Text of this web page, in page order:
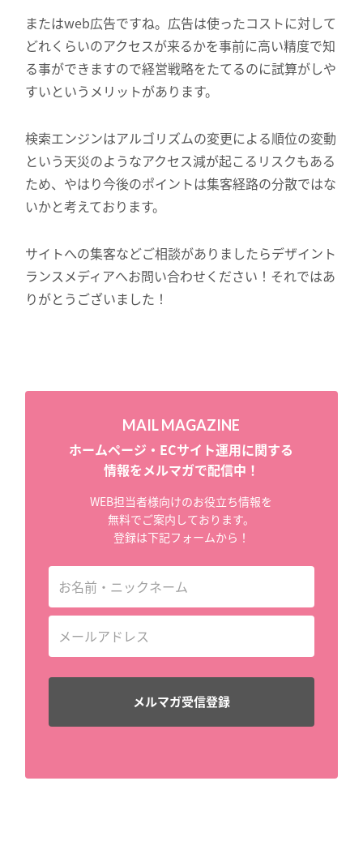
またはweb広告ですね。広告は使ったコストに対して
どれくらいのアクセスが来るかを事前に高い精度で知
る事ができますので経営戦略をたてるのに試算がしや
すいというメリットがあります。
検索エンジンはアルゴリズムの変更による順位の変動
という天災のようなアクセス減が起こるリスクもある
ため、やはり今後のポイントは集客経路の分散ではな
いかと考えております。
サイトへの集客などご相談がありましたらデザイント
ランスメディアへお問い合わせください！それではあ
りがとうございました！
MAIL MAGAZINE
ホームページ・ECサイト運用に関する
情報をメルマガで配信中！
WEB担当者様向けのお役立ち情報を
無料でご案内しております。
登録は下記フォームから！